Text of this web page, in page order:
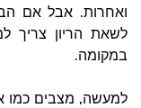
ואחרות. אבל אם
לשאת הריון צריך
במקומה.
למעשה, מצבים כמו